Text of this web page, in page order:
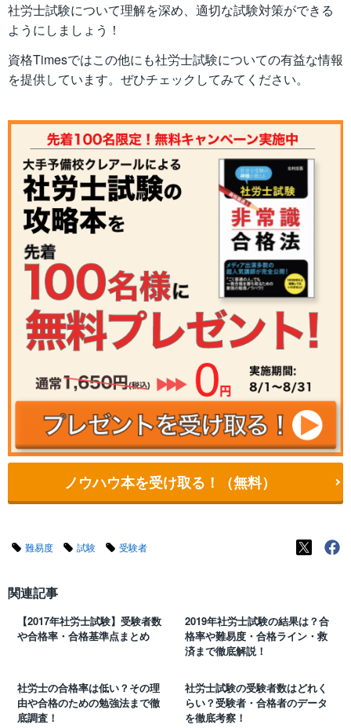
社労士試験について理解を深め、適切な試験対策ができる
ようにしましょう！
資格Timesではこの他にも社労士試験についての有益な情報
を提供しています。ぜひチェックしてみてください。
ノウハウ本を受け取る！（無料）
難易度 試験 受験者
関連記事
【2017年社労士試験】受験者数
や合格率・合格基準点まとめ
2019年社労士試験の結果は？合
格率や難易度・合格ライン・救
済まで徹底解説！
社労士の合格率は低い？その理
由や合格のための勉強法まで徹
底調査！
社労士試験の受験者数はどれく
らい？受験者・合格者のデータ
を徹底考察！